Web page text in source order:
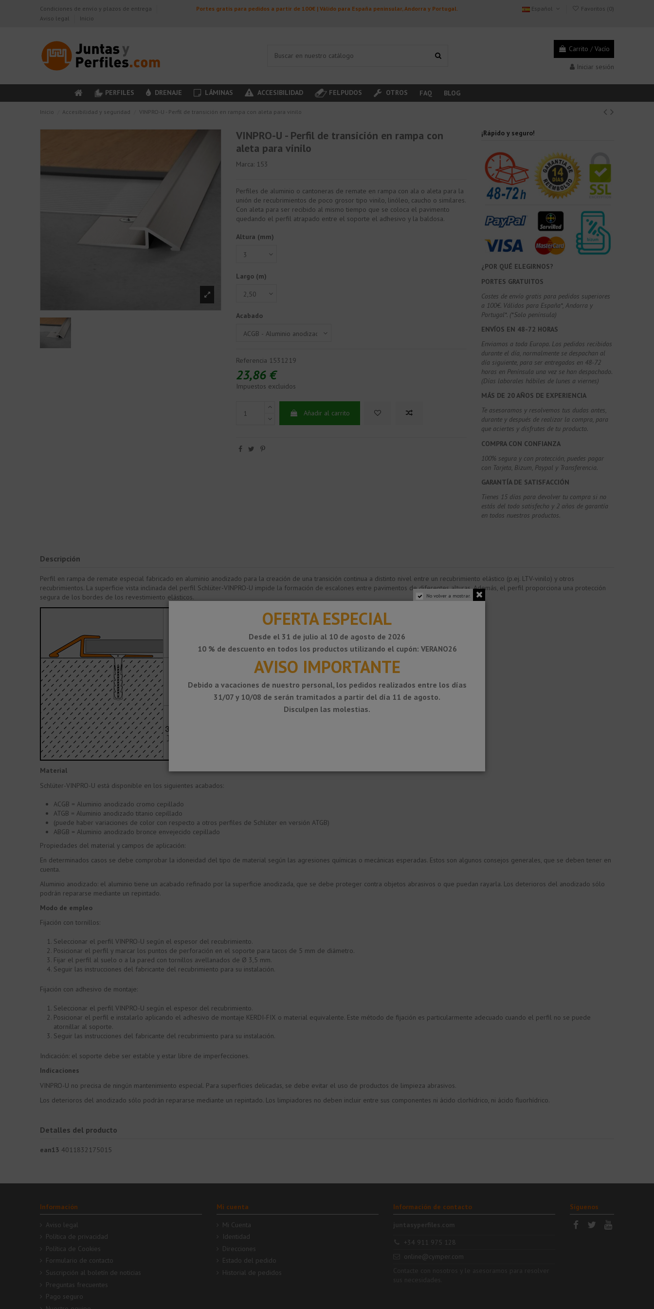
Condiciones de envío y plazos de entrega
Aviso legal
Inicio
Portes gratis para pedidos a partir de 100€ | Válido para España peninsular, Andorra y Portugal. Español Favoritos (0)
Carrito / Vacío
Iniciar sesión
PERFILES DRENAJE LÁMINAS ACCESIBILIDAD FELPUDOS OTROS FAQ BLOG
Inicio Accesibilidad y seguridad VINPRO-U - Perfil de transición en rampa con aleta para vinilo
VINPRO-U - Perfil de transición en rampa con
aleta para vinilo
Marca: 153
Perfiles de aluminio o cantoneras de remate en rampa con ala o aleta para la
unión de recubrimientos de poco grosor tipo vinilo, linóleo, caucho o similares.
Con aleta para ser recibido al mismo tiempo que se coloca el pavimento
quedando el perfil atrapado entre el soporte el adhesivo y la baldosa.
Altura (mm)
Largo (m)
Acabado
Referencia 1531219
23,86 €
Impuestos excluidos
Añadir al carrito
¡Rápido y seguro!
¿POR QUÉ ELEGIRNOS?
PORTES GRATUITOS
Costes de envío gratis para pedidos superiores
a 100€. Válidos para España*, Andorra y
Portugal*. (*Solo península)
ENVÍOS EN 48-72 HORAS
Enviamos a toda Europa. Los pedidos recibidos
durante el día, normalmente se despachan al
día siguiente, para ser entregados en 48-72
horas en Península una vez se han despachado.
(Días laborales hábiles de lunes a viernes)
MÁS DE 20 AÑOS DE EXPERIENCIA
Te asesoramos y resolvemos tus dudas antes,
durante y después de realizar la compra, para
que aciertes y disfrutes de tu producto.
COMPRA CON CONFIANZA
100% segura y con protección, puedes pagar
con Tarjeta, Bizum, Paypal y Transferencia.
GARANTÍA DE SATISFACCIÓN
Tienes 15 días para devolver tu compra si no
estás del todo satisfecho y 2 años de garantía
en todos nuestros productos.
Descripción
Perfil en rampa de remate especial fabricado en aluminio anodizado para la creación de una transición continua a distinto nivel entre un recubrimiento elástico (p.ej. LTV-vinilo) y otros
recubrimientos. La superficie vista inclinada del perfil Schlüter-VINPRO-U impide la formación de escalones entre pavimentos de diferentes alturas. Además, el perfil proporciona una protección
segura de los bordes de los revestimiento elásticos.
Material
Schlüter-VINPRO-U está disponible en los siguientes acabados:
ACGB = Aluminio anodizado cromo cepillado
ATGB = Aluminio anodizado titanio cepillado
(puede haber variaciones de color con respecto a otros perfiles de Schlüter en versión ATGB)
ABGB = Aluminio anodizado bronce envejecido cepillado
Propiedades del material y campos de aplicación:
En determinados casos se debe comprobar la idoneidad del tipo de material según las agresiones químicas o mecánicas esperadas. Estos son algunos consejos generales, que se deben tener en
cuenta.
Aluminio anodizado: el aluminio tiene un acabado refinado por la superficie anodizada, que se debe proteger contra objetos abrasivos o que puedan rayarla. Los deterioros del anodizado sólo
podrán repararse mediante un repintado.
Modo de empleo
Fijación con tornillos:
Seleccionar el perfil VINPRO-U según el espesor del recubrimiento.
Posicionar el perfil y marcar los puntos de perforación en el soporte para tacos de 5 mm de diámetro.
Fijar el perfil al suelo o a la pared con tornillos avellanados de Ø 3,5 mm.
Seguir las instrucciones del fabricante del recubrimiento para su instalación.
Fijación con adhesivo de montaje:
Seleccionar el perfil VINPRO-U según el espesor del recubrimiento.
Posicionar el perfil e instalarlo aplicando el adhesivo de montaje KERDI-FIX o material equivalente. Este método de fijación es particularmente adecuado cuando el perfil no se puede
atornillar al soporte.
Seguir las instrucciones del fabricante del recubrimiento para su instalación.
Indicación: el soporte debe ser estable y estar libre de imperfecciones.
Indicaciones
VINPRO-U no precisa de ningún mantenimiento especial. Para superficies delicadas, se debe evitar el uso de productos de limpieza abrasivos.
Los deterioros del anodizado sólo podrán repararse mediante un repintado. Los limpiadores no deben incluir entre sus componentes ni ácido clorhídrico, ni ácido fluorhídrico.
Detalles del producto
ean13 4011832175015
Información
Aviso legal
Política de privacidad
Política de Cookies
Formulario de contacto
Suscripción al boletín de noticias
Preguntas frecuentes
Pago seguro
Mi cuenta
Mi Cuenta
Identidad
Direcciones
Estado del pedido
Historial de pedidos
Información de contacto
+34 911 975 128
online@cymper.com
Síguenos
No volver a mostrar.
OFERTA ESPECIAL
Desde el 31 de julio al 10 de agosto de 2026
10 % de descuento en todos los productos utilizando el cupón: VERANO26
AVISO IMPORTANTE
Debido a vacaciones de nuestro personal, los pedidos realizados entre los días
31/07 y 10/08 de serán tramitados a partir del día 11 de agosto.
Disculpen las molestias.